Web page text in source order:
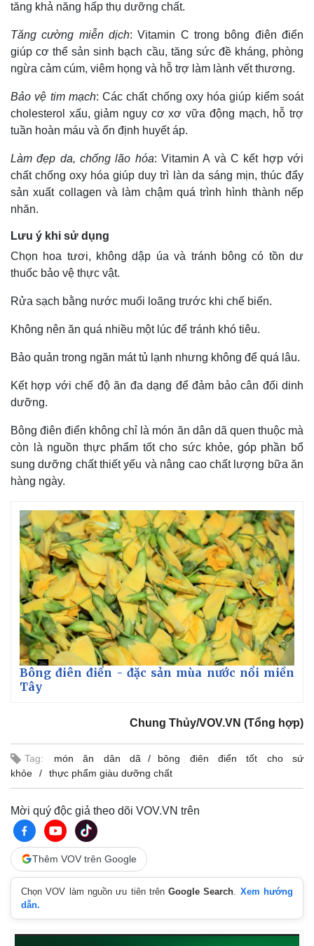
Thế giới
Cuộc sống đó đây
Multimedia
Ảnh
Infographic
tăng khả năng hấp thụ dưỡng chất.
Tăng cường miễn dịch: Vitamin C trong bông điên điển
giúp cơ thể sản sinh bạch cầu, tăng sức đề kháng, phòng
ngừa cảm cúm, viêm họng và hỗ trợ làm lành vết thương.
Bảo vệ tim mạch: Các chất chống oxy hóa giúp kiểm soát
cholesterol xấu, giảm nguy cơ xơ vữa động mạch, hỗ trợ
tuần hoàn máu và ổn định huyết áp.
Làm đẹp da, chống lão hóa: Vitamin A và C kết hợp với
chất chống oxy hóa giúp duy trì làn da sáng mịn, thúc đẩy
sản xuất collagen và làm chậm quá trình hình thành nếp
nhăn.
Lưu ý khi sử dụng
Chọn hoa tươi, không dập úa và tránh bông có tồn dư
thuốc bảo vệ thực vật.
Rửa sạch bằng nước muối loãng trước khi chế biến.
Không nên ăn quá nhiều một lúc để tránh khó tiêu.
Bảo quản trong ngăn mát tủ lạnh nhưng không để quá lâu.
Kết hợp với chế độ ăn đa dạng để đảm bảo cân đối dinh
dưỡng.
Bông điên điển không chỉ là món ăn dân dã quen thuộc mà
còn là nguồn thực phẩm tốt cho sức khỏe, góp phần bổ
sung dưỡng chất thiết yếu và nâng cao chất lượng bữa ăn
hàng ngày.
Bông điên điển - đặc sản mùa nước nổi miền
Tây
Chung Thủy/VOV.VN (Tổng hợp)
Tag: món ăn dân dã
bông điên điển tốt cho sứ
khỏe
thực phẩm giàu dưỡng chất
Mời quý độc giả theo dõi VOV.VN trên
Thêm VOV trên Google
Chọn VOV làm nguồn ưu tiên trênGoogle Search
Xem hướng
dẫn.